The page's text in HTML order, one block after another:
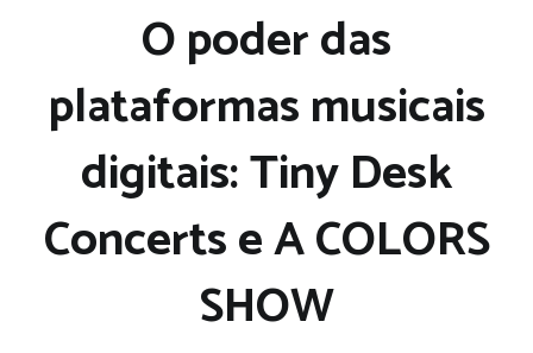
O poder das
plataformas musicais
digitais: Tiny Desk
Concerts e A COLORS
SHOW